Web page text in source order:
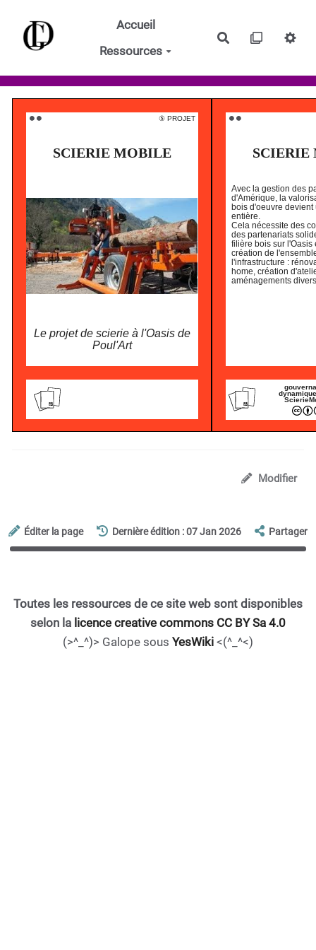
Aller au contenu principal
Accueil
Ressources
Rechercher
⚫️ ⚫️ ⑤ PROJET
SCIERIE MOBILE
Le projet de scierie à l'Oasis de
Poul'Art
⚫️ ⚫️
SCIERIE
Avec la gestion des
d'Amérique, la
bois d'oeuvre devient
entière.
Cela nécessite des
des partenariats
filière bois sur l'Oasis
création de
l'infrastructure :
home, création
aménagements
Modifier
Éditer la page Dernière édition : 07 Jan 2026 Partager
Toutes les ressources de ce site web sont disponibles
selon la licence creative commons CC BY Sa 4.0
(>^_^)> Galope sous YesWiki <(^_^<)